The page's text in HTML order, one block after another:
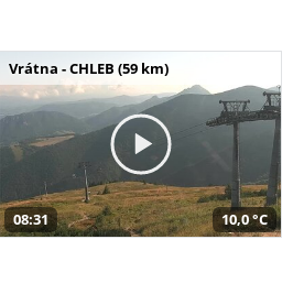
Vrátna - CHLEB (59 km)
08:31 10,0 °C